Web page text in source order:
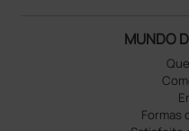
MUNDO
Formas